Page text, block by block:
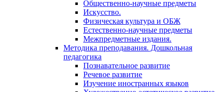
Общественно-научные предметы
Искусство.
Физическая культура и ОБЖ
Естественно-научные предметы
Межпредметные издания.
Методика преподавания. Дошкольная
педагогика
Познавательное развитие
Речевое развитие
Изучение иностранных языков